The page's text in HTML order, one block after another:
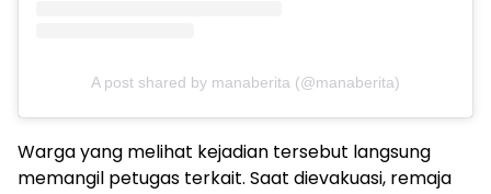
A post shared by manaberita (@manaberita)
Warga yang melihat kejadian tersebut langsung
memangil petugas terkait. Saat dievakuasi, remaja